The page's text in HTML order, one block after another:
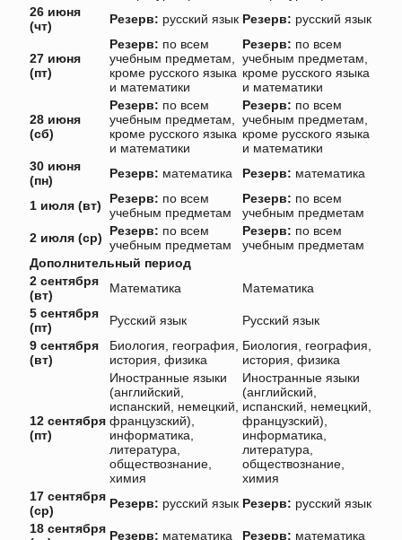
26 июня
(чт)
Резерв: русский язык Резерв: русский язык
27 июня
(пт)
Резерв: по всем
учебным предметам,
кроме русского языка
и математики
Резерв: по всем
учебным предметам,
кроме русского языка
и математики
28 июня
(сб)
Резерв: по всем
учебным предметам,
кроме русского языка
и математики
Резерв: по всем
учебным предметам,
кроме русского языка
и математики
30 июня
(пн)
Резерв: математика Резерв: математика
1 июля (вт) Резерв: по всем
учебным предметам
Резерв: по всем
учебным предметам
2 июля (ср)
Резерв: по всем
учебным предметам
Резерв: по всем
учебным предметам
Дополнительный период
2 сентября
(вт)
Математика
Математика
5 сентября
(пт)
Русский язык
Русский язык
9 сентября
(вт)
Биология, география,
история, физика
Биология, география,
история, физика
12 сентября
(пт)
Иностранные языки
(английский,
испанский, немецкий,
французский),
информатика,
литература,
обществознание,
химия
Иностранные языки
(английский,
испанский, немецкий,
французский),
информатика,
литература,
обществознание,
химия
17 сентября
(ср)
Резерв: русский язык Резерв: русский язык
18 сентября Резерв: математика Резерв: математика